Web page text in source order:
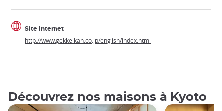
Site Internet
http://www.gekkeikan.co.jp/english/index.html
Découvrez nos maisons à Kyoto